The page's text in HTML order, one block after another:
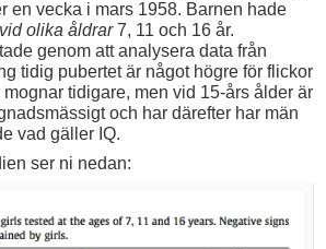
en vecka i mars 1958. Barnen hade
vid olika åldrar7, 11 och 16 år.
genom att analysera data från
tidig pubertet är något högre för flickor
tidigare, men vid 15-års ålder är
och har därefter har män
vad gäller IQ.
ser ni nedan: